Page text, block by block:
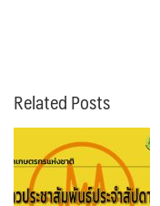
Related Posts